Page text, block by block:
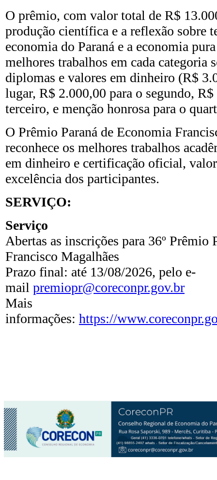
O prêmio, com valor total de R$
produção científica e a reflexão sobre
economia do Paraná e a economia
melhores trabalhos em cada categoria
diplomas e valores em dinheiro (R$
lugar, R$ 2.000,00 para o segundo,
terceiro, e menção honrosa para o
O Prêmio Paraná de Economia
reconhece os melhores trabalhos
em dinheiro e certificação oficial,
excelência dos participantes.
SERVIÇO:
Serviço
Abertas as inscrições para 36º Prêmio
Francisco Magalhães
Prazo final: até 13/08/2026, pelo e-
mail premiopr@coreconpr.gov.br
Mais
informações: https://